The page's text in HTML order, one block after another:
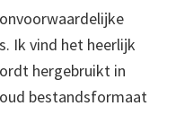
Ik vind het heerlijk
hergebruikt in
oud bestandsformaat